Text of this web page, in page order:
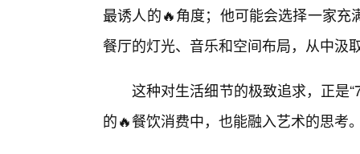
最诱人的🔥角度；他可能会选择一家
餐厅的灯光、音乐和空间布局，从中汲
这种对生活细节的极致追求，正是
的🔥餐饮消费中，也能融入艺术的思考